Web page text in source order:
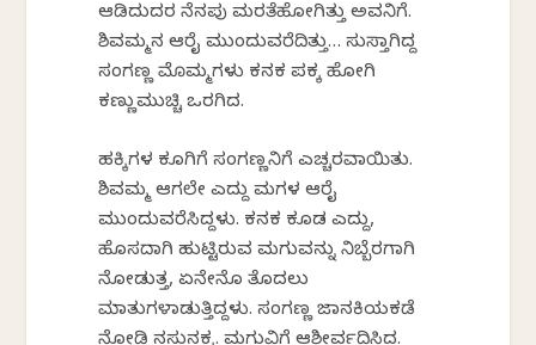
ಆಡಿದುದರ ನೆನಪು ಮರತೆಹೋಗಿತ್ತು ಅವನಿಗೆ.
ಶಿವಮ್ಮನ ಆರೈಕೆ ಮುಂದುವರೆದಿತ್ತು… ಸುಸ್ತಾಗಿದ್ದ
ಸಂಗಣ್ಣ ಮೊಮ್ಮಗಳು ಕನಕ ಪಕ್ಕ ಹೋಗಿ
ಕಣ್ಣುಮುಚ್ಚಿ ಒರಗಿದ.
ಹಕ್ಕಿಗಳ ಕೂಗಿಗೆ ಸಂಗಣ್ಣನಿಗೆ ಎಚ್ಚರವಾಯಿತು.
ಶಿವಮ್ಮ ಆಗಲೇ ಎದ್ದು ಮಗಳ ಆರೈಕೆ
ಮುಂದುವರೆಸಿದ್ದಳು. ಕನಕ ಕೂಡ ಎದ್ದು,
ಹೊಸದಾಗಿ ಹುಟ್ಟಿರುವ ಮಗುವನ್ನು ನಿಬ್ಬೆರಗಾಗಿ
ನೋಡುತ್ತ, ಏನೇನೊ ತೊದಲು
ಮಾತುಗಳಾಡುತ್ತಿದ್ದಳು. ಸಂಗಣ್ಣ ಜಾನಕಿಯಕಡೆ